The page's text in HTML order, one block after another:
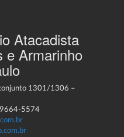
Atacadista
e Armarinho
1301/1306 –
5574